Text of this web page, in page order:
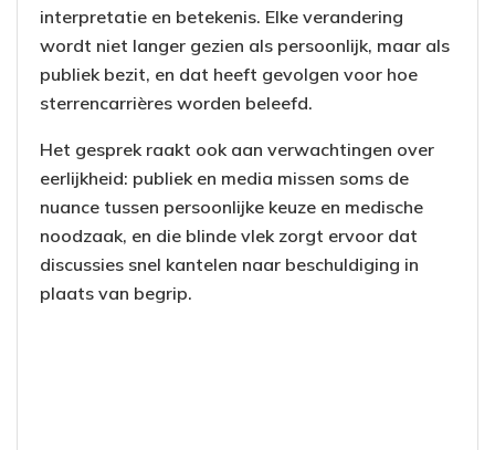
interpretatie en betekenis. Elke verandering
wordt niet langer gezien als persoonlijk, maar als
publiek bezit, en dat heeft gevolgen voor hoe
sterrencarrières worden beleefd.
Het gesprek raakt ook aan verwachtingen over
eerlijkheid: publiek en media missen soms de
nuance tussen persoonlijke keuze en medische
noodzaak, en die blinde vlek zorgt ervoor dat
discussies snel kantelen naar beschuldiging in
plaats van begrip.